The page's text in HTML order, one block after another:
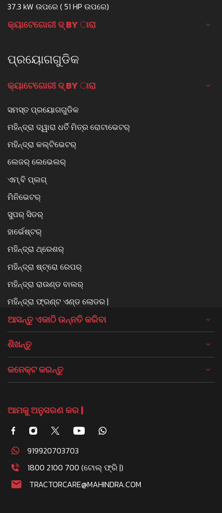
37.3 kW ଉପରେ ( 51 HP ଉପରେ)
କ୍ୟାଟେଗୋରୀ ଦ୍ BY ାରା
ପ୍ରୟୋଗଗୁଡିକ
କ୍ୟାଟେଗୋରୀ ଦ୍ BY ାରା
ସମସ୍ତ ପ୍ରୟୋଗଗୁଡିକ
ମହିନ୍ଦ୍ରା ଦ୍ୱାରା ଧର୍ତି ମିତ୍ର ରୋଟାଭେଟର୍
ମହିନ୍ଦ୍ରା କଲ୍ଟିଭେଟର୍
ଲେଜର୍ ଲେଭେଲର୍
ଏମ୍.ବି ପ୍ଲଗ୍
ମିନିଭେଟର୍
ସୁପର୍ ସିଡର୍
ହାର୍ଭେଷ୍ଟର୍
ମହିନ୍ଦ୍ରା ଥ୍ରେଶର୍
ମହିନ୍ଦ୍ରା ଷ୍ଟ୍ରୋ ରେପର୍
ମହିନ୍ଦ୍ରା ରାଉଣ୍ଡ ବାଲର୍
ମହିନ୍ଦ୍ରା ଫ୍ରଣ୍ଟ ଏଣ୍ଡ ଲୋଡର |
ଆସନ୍ତୁ ଏକାଠି ଉନ୍ନତି କରିବା
ଶିଖନ୍ତୁ
କନେକ୍ଟ କରନ୍ତୁ
ଆମକୁ ଅନୁସରଣ କର |
919920703703
1800 2100 700 (ଟୋଲ୍ ଫ୍ରି |)
TRACTORCARE@MAHINDRA.COM